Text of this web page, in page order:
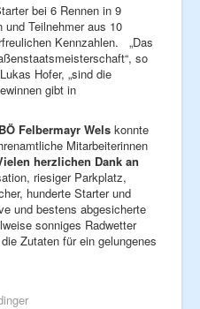
bei 6 Rennen in 9
und Teilnehmer aus 10
Kennzahlen. „Das
so
Hofer, „sind die
gibt in
Felbermayr Wels konnte
Mitarbeiterinnen
herzlichen Dank an
riesiger Parkplatz,
hunderte Starter und
und bestens abgesicherte
sonniges Radwetter
Zutaten für ein gelungenes